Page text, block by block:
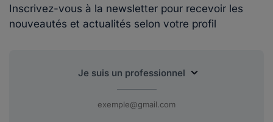
Inscrivez-vous à la newsletter pour recevoir les
nouveautés et actualités selon votre profil